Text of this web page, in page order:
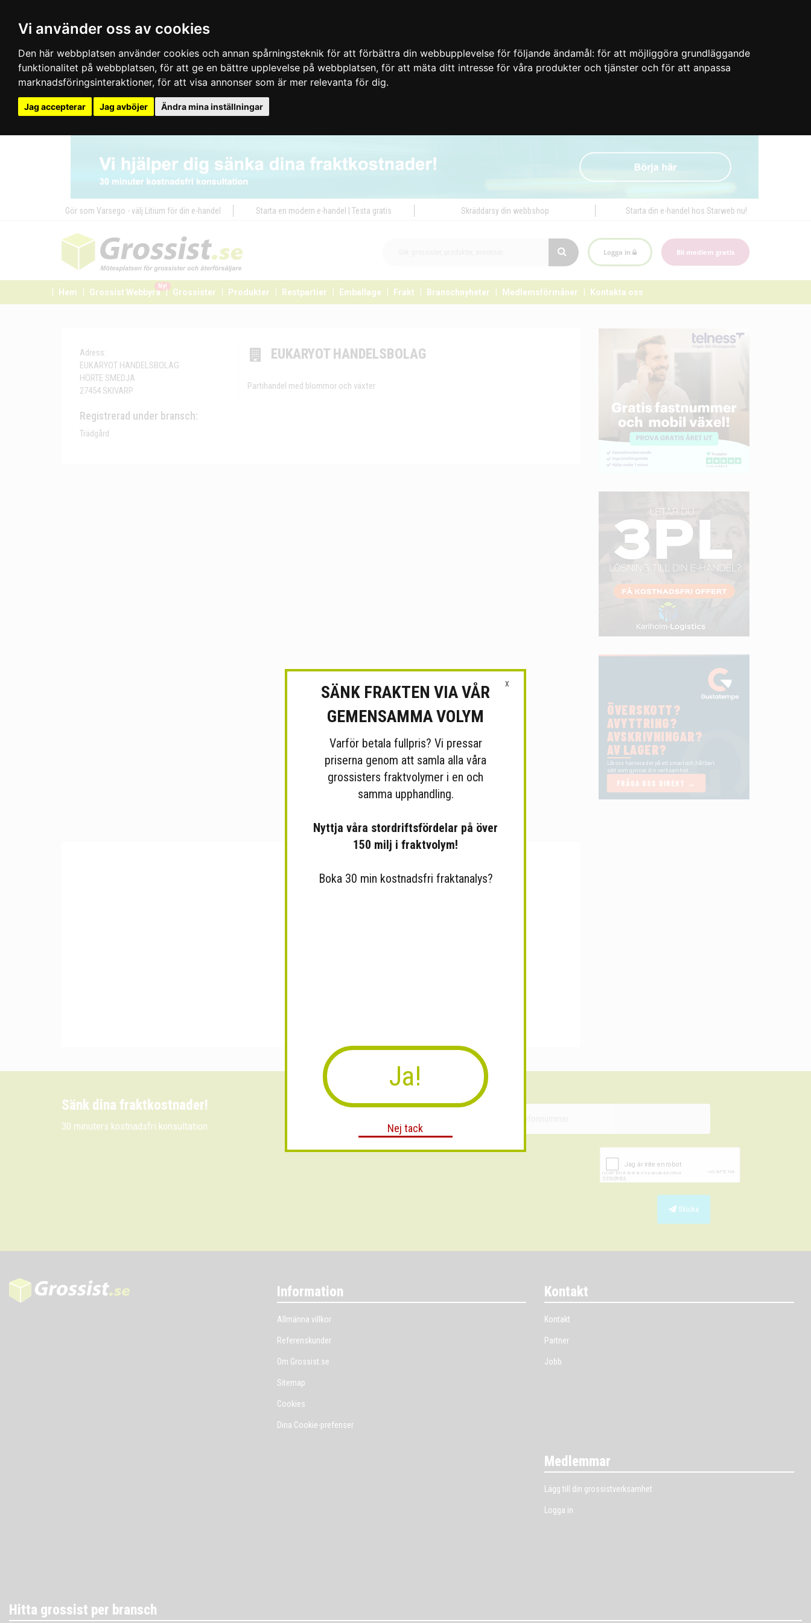
Vi använder oss av cookies
Den här webbplatsen använder cookies och annan spårningsteknik för att förbättra din webbupplevelse för följande ändamål: för att möjliggöra grundläggande
funktionalitet på webbplatsen, för att ge en bättre upplevelse på webbplatsen, för att mäta ditt intresse för våra produkter och tjänster och för att anpassa
marknadsföringsinteraktioner, för att visa annonser som är mer relevanta för dig.
Jag accepterar Jag avböjer Ändra mina inställningar
Gör som Varsego - välj Litium för din e-handel Starta en modern e-handel | Testa gratis Skräddarsy din webbshop Starta din e-handel hos Starweb nu!
Logga in Bli medlem gratis
Hem Grossist Webbyrå
Ny!
Grossister Produkter Restpartier Emballage Frakt Branschnyheter Medlemsförmåner Kontakta oss
Adress:
EUKARYOT HANDELSBOLAG
HÖRTE SMEDJA
27454 SKIVARP
Registrerad under bransch:
Trädgård
EUKARYOT HANDELSBOLAG
Partihandel med blommor och växter
Sänk dina fraktkostnader!
30 minuters kostnadsfri konsultation
Skicka
Information
Allmänna villkor
Referenskunder
Om Grossist.se
Sitemap
Cookies
Dina Cookie-prefenser
Kontakt
Kontakt
Partner
Jobb
Medlemmar
Lägg till din grossistverksamhet
Logga in
Hitta grossist per bransch
X
SÄNK FRAKTEN VIA VÅR
GEMENSAMMA VOLYM
Varför betala fullpris? Vi pressar
priserna genom att samla alla våra
grossisters fraktvolymer i en och
samma upphandling.
Nyttja våra stordriftsfördelar på över
150 milj i fraktvolym!
Boka 30 min kostnadsfri fraktanalys?
Ja!
Nej tack